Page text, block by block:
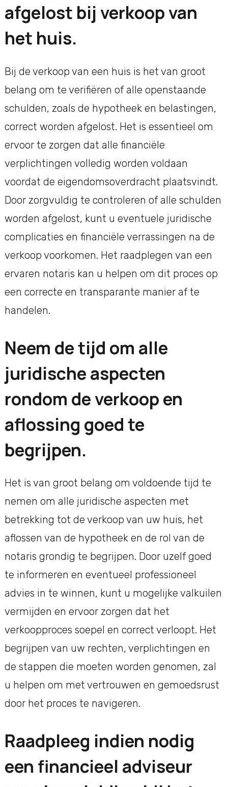
afgelost bij verkoop van
het huis.
Bij de verkoop van een huis is het van groot
belang om te verifiëren of alle openstaande
schulden, zoals de hypotheek en belastingen,
correct worden afgelost. Het is essentieel om
ervoor te zorgen dat alle financiële
verplichtingen volledig worden voldaan
voordat de eigendomsoverdracht plaatsvindt.
Door zorgvuldig te controleren of alle schulden
worden afgelost, kunt u eventuele juridische
complicaties en financiële verrassingen na de
verkoop voorkomen. Het raadplegen van een
ervaren notaris kan u helpen om dit proces op
een correcte en transparante manier af te
handelen.
Neem de tijd om alle
juridische aspecten
rondom de verkoop en
aflossing goed te
begrijpen.
Het is van groot belang om voldoende tijd te
nemen om alle juridische aspecten met
betrekking tot de verkoop van uw huis, het
aflossen van de hypotheek en de rol van de
notaris grondig te begrijpen. Door uzelf goed
te informeren en eventueel professioneel
advies in te winnen, kunt u mogelijke valkuilen
vermijden en ervoor zorgen dat het
verkoopproces soepel en correct verloopt. Het
begrijpen van uw rechten, verplichtingen en
de stappen die moeten worden genomen, zal
u helpen om met vertrouwen en gemoedsrust
door het proces te navigeren.
Raadpleeg indien nodig
een financieel adviseur